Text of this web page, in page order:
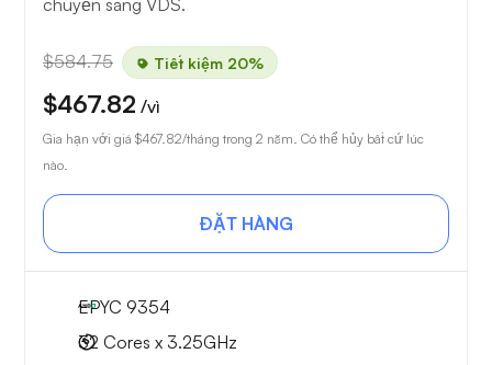
chuyển sang VDS.
$584.75 Tiết kiệm 20%
$467.82 /vì
Gia hạn với giá $467.82/tháng trong 2 năm. Có thể hủy bất cứ lúc
nào.
ĐẶT HÀNG
EPYC 9354
32 Cores x 3.25GHz